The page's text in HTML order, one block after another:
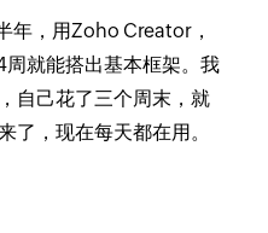
年，用Zoho Creator，
就能搭出基本框架。我
自己花了三个周末，就
了，现在每天都在用。